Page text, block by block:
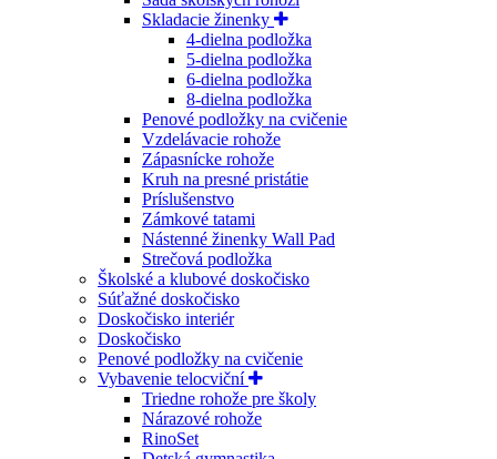
Skladacie žinenky
4-dielna podložka
5-dielna podložka
6-dielna podložka
8-dielna podložka
Penové podložky na cvičenie
Vzdelávacie rohože
Zápasnícke rohože
Kruh na presné pristátie
Príslušenstvo
Zámkové tatami
Nástenné žinenky Wall Pad
Strečová podložka
Školské a klubové doskočisko
Súťažné doskočisko
Doskočisko interiér
Doskočisko
Penové podložky na cvičenie
Vybavenie telocviční
Triedne rohože pre školy
Nárazové rohože
RinoSet